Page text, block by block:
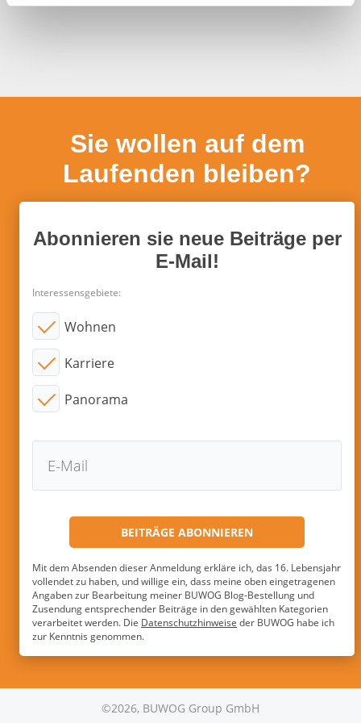
a
Sie wollen auf dem
Laufenden bleiben?
Abonnieren sie neue Beiträge per
E-Mail!
Interessensgebiete:
Wohnen
Karriere
Panorama
Mit dem Absenden dieser Anmeldung erkläre ich, das 16. Lebensjahr
vollendet zu haben, und willige ein, dass meine oben eingetragenen
Angaben zur Bearbeitung meiner BUWOG Blog-Bestellung und
Zusendung entsprechender Beiträge in den gewählten Kategorien
verarbeitet werden. Die Datenschutzhinweise der BUWOG habe ich
zur Kenntnis genommen.
©2026, BUWOG Group GmbH